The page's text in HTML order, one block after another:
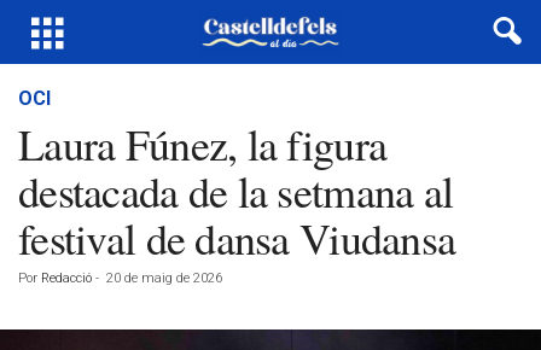
OCI
Laura Fúnez, la figura
destacada de la setmana al
festival de dansa Viudansa
Por Redacció - 20 de maig de 2026